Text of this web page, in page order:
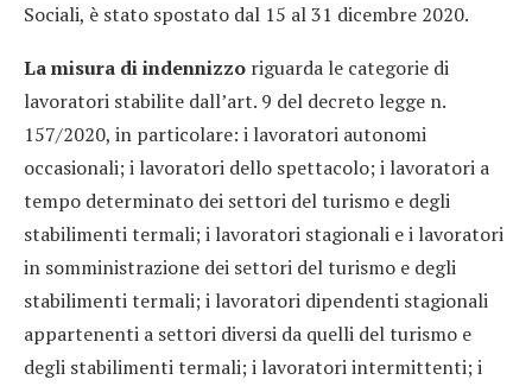
Sociali, è stato spostato dal 15 al 31 dicembre 2020.
La misura di indennizzo riguarda le categorie di
lavoratori stabilite dall’art. 9 del decreto legge n.
157/2020, in particolare: i lavoratori autonomi
occasionali; i lavoratori dello spettacolo; i lavoratori a
tempo determinato dei settori del turismo e degli
stabilimenti termali; i lavoratori stagionali e i lavoratori
in somministrazione dei settori del turismo e degli
stabilimenti termali; i lavoratori dipendenti stagionali
appartenenti a settori diversi da quelli del turismo e
degli stabilimenti termali; i lavoratori intermittenti; i